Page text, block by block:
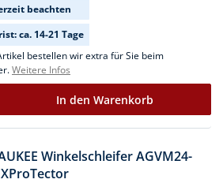
beachten
ca. 14-21 Tage
bestellen wir extra für Sie beim
Weitere Infos
In den Warenkorb
Winkelschleifer AGVM24-